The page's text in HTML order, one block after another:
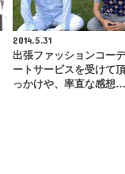
2014.5.31
出張ファッションコー
ートサービスを受けて
っかけや、率直な感想…